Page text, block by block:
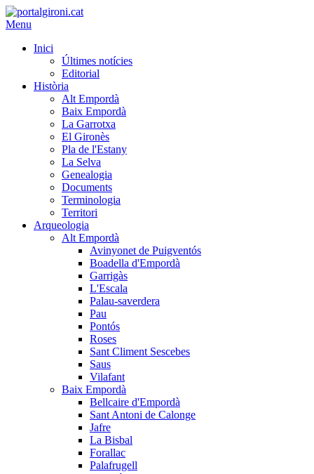
Menu
Inici
Últimes notícies
Editorial
Història
Alt Empordà
Baix Empordà
La Garrotxa
El Gironès
Pla de l'Estany
La Selva
Genealogia
Documents
Terminologia
Territori
Arqueologia
Alt Empordà
Avinyonet de Puigventós
Boadella d'Empordà
Garrigàs
L'Escala
Palau-saverdera
Pau
Pontós
Roses
Sant Climent Sescebes
Saus
Vilafant
Baix Empordà
Bellcaire d'Empordà
Sant Antoni de Calonge
Jafre
La Bisbal
Forallac
Palafrugell